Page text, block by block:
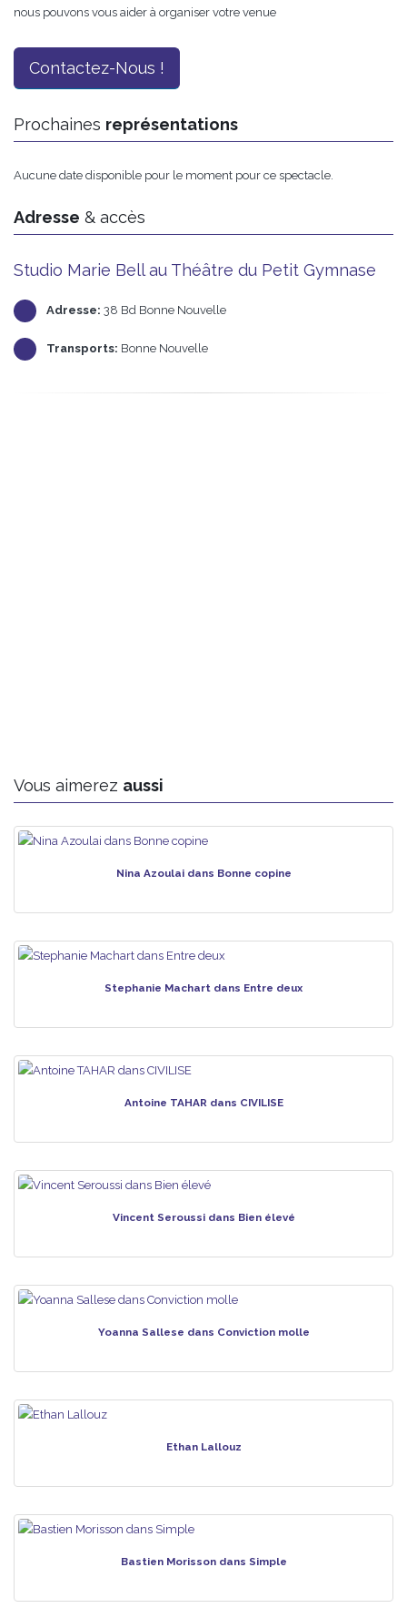
nous pouvons vous aider à organiser votre venue
Contactez-Nous !
Prochaines représentations
Aucune date disponible pour le moment pour ce spectacle.
Adresse & accès
Studio Marie Bell au Théâtre du Petit Gymnase
Adresse: 38 Bd Bonne Nouvelle
Transports: Bonne Nouvelle
Vous aimerez aussi
Nina Azoulai dans Bonne copine
Stephanie Machart dans Entre deux
Antoine TAHAR dans CIVILISE
Vincent Seroussi dans Bien élevé
Yoanna Sallese dans Conviction molle
Ethan Lallouz
Bastien Morisson dans Simple